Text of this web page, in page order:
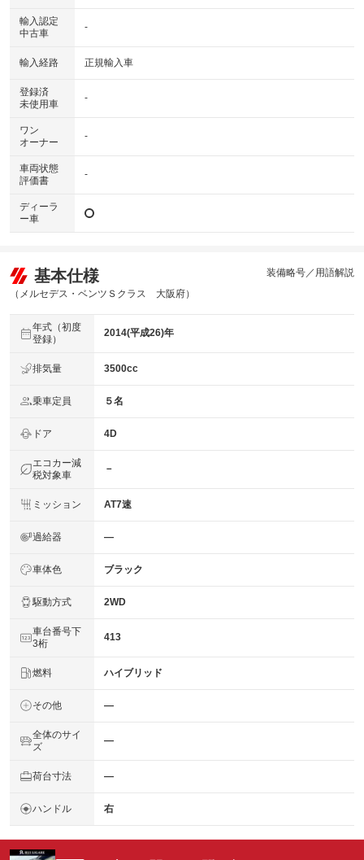
輸入認定
中古車
-
輸入経路 正規輸入車
登録済
未使用車
-
ワン
オーナー
-
車両状態
評価書
-
ディーラ
ー車
基本仕様
（メルセデス・ベンツＳクラス 大阪府）
装備略号／用語解説
年式（初度
登録）
2014(平成26)年
排気量 3500cc
乗車定員 ５名
ドア 4D
エコカー減
税対象車
－
ミッション AT7速
過給器 ―
車体色 ブラック
駆動方式 2WD
車台番号下
3桁
413
燃料 ハイブリッド
その他 ―
全体のサイ
ズ
―
荷台寸法 ―
ハンドル 右